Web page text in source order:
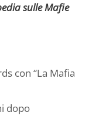
sulle Mafie
con “La Mafia
dopo